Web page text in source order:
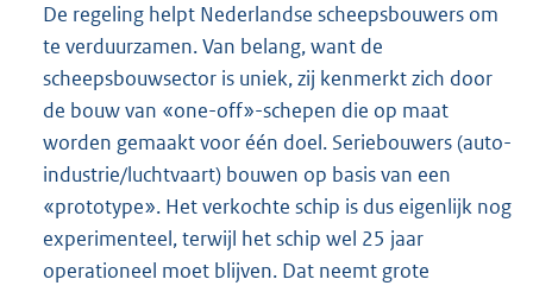
De regeling helpt Nederlandse scheepsbouwers om
te verduurzamen. Van belang, want de
scheepsbouwsector is uniek, zij kenmerkt zich door
de bouw van «one-off»-schepen die op maat
worden gemaakt voor één doel. Seriebouwers (auto-
industrie/luchtvaart) bouwen op basis van een
«prototype». Het verkochte schip is dus eigenlijk nog
experimenteel, terwijl het schip wel 25 jaar
operationeel moet blijven. Dat neemt grote